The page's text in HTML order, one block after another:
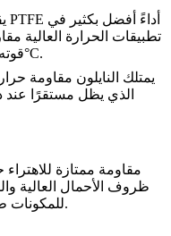
تطبيقات الحرارة العالية
100°C.
ظروف الأحمال العالية
للمكونات طويلة العمر مثل المحامل والتروس.